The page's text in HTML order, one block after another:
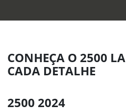
CONHEÇA O 2500
CADA DETALHE
2500 2024